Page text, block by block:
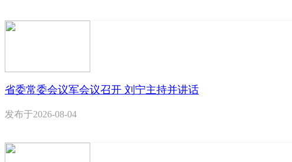
省委常委会议军会议召开 刘宁主持并讲话
发布于2026-08-04